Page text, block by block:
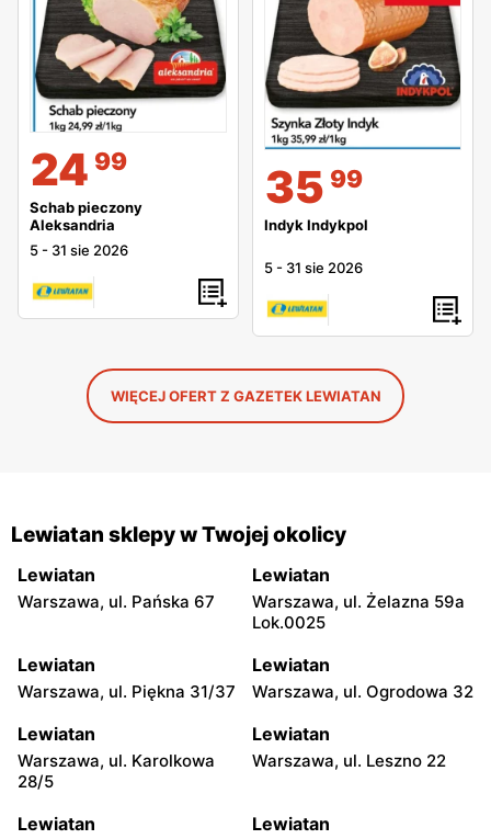
24 99
Schab pieczony
Aleksandria
5 - 31 sie 2026
35 99
Indyk Indykpol
5 - 31 sie 2026
WIĘCEJ OFERT Z GAZETEK LEWIATAN
Lewiatan sklepy w Twojej okolicy
Lewiatan
Warszawa, ul. Pańska 67
Lewiatan
Warszawa, ul. Żelazna 59a
Lok.0025
Lewiatan
Warszawa, ul. Piękna 31/37
Lewiatan
Warszawa, ul. Ogrodowa 32
Lewiatan
Warszawa, ul. Karolkowa
28/5
Lewiatan
Warszawa, ul. Leszno 22
Lewiatan Lewiatan